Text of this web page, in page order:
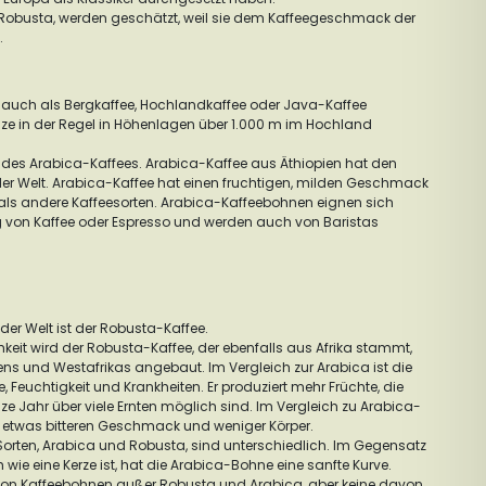
werden geschätzt, weil sie dem Kaffeegeschmack der
als Bergkaffee, Hochlandkaffee oder Java-Kaffee
in der Regel in Höhenlagen über 1.000 m im Hochland
Arabica-Kaffees. Arabica-Kaffee aus Äthiopien hat den
Welt. Arabica-Kaffee hat einen fruchtigen, milden Geschmack
andere Kaffeesorten. Arabica-Kaffeebohnen eignen sich
Kaffee oder Espresso und werden auch von Baristas
Welt ist der Robusta-Kaffee.
wird der Robusta-Kaffee, der ebenfalls aus Afrika stammt,
und Westafrikas angebaut. Im Vergleich zur Arabica ist die
Feuchtigkeit und Krankheiten. Er produziert mehr Früchte, die
Jahr über viele Ernten möglich sind. Im Vergleich zu Arabica-
bitteren Geschmack und weniger Körper.
Arabica und Robusta, sind unterschiedlich. Im Gegensatz
eine Kerze ist, hat die Arabica-Bohne eine sanfte Kurve.